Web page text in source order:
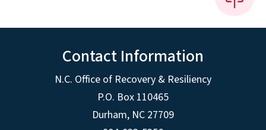
Contact Information
N.C. Office of Recovery & Resiliency
P.O. Box 110465
Durham, NC 27709